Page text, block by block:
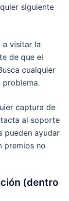
siguiente
a visitar la
de que el
cualquier
problema.
captura de
al soporte
pueden ayudar
premios no
(dentro